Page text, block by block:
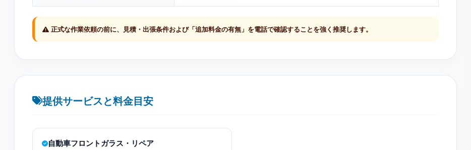
正式な作業依頼の前に、見積・出張条件および「追加料金の有無」を電話で確認することを強く推奨します。
提供サービスと料金目安
自動車フロントガラス・リペア